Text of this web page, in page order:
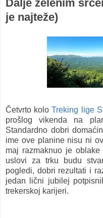
Dalje zelenim
je najteže)
Četvrto koloTreking lige
prošlog vikenda na
Standardno dobri
ime ove planine nisu ni
maj razmaknuo je
uslovi za trku budu
pogledi, dobri rezultati i
jedan lični jubilej
trekerskoj karijeri.